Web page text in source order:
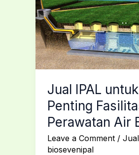
Jual IPAL
Penting
Perawatan Air
Leave a Comment /
biosevenipal
Solusi
Penting
Fasilitas
Perawatan
Air
Bersih